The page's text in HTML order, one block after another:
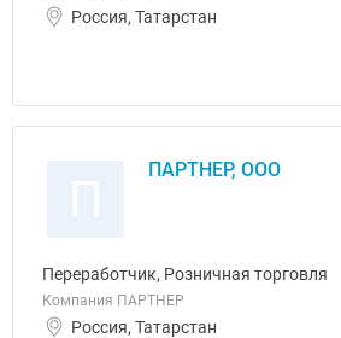
Россия, Татарстан
ПАРТНЕР, ООО
Переработчик, Розничная торговля
Компания ПАРТНЕР
Россия, Татарстан